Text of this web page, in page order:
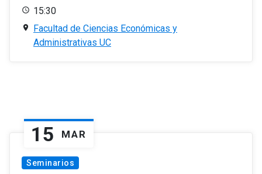
15:30
Facultad de Ciencias Económicas y
Administrativas UC
15 MAR
Seminarios